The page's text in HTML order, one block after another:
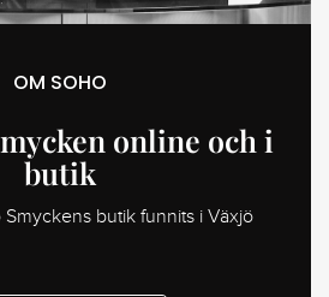
OM SOHO
online och i
butik
Smyckens butik funnits i Växjö